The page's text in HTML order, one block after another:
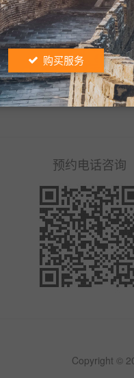
你核对检查材料、
们跟踪办理状态吧。
购买代办服务
预约电话咨询
Copyright ©
购买服务